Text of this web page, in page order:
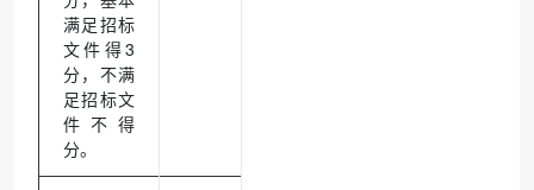
满足招标
文件得3
分，不满
足招标文
件不得
分。